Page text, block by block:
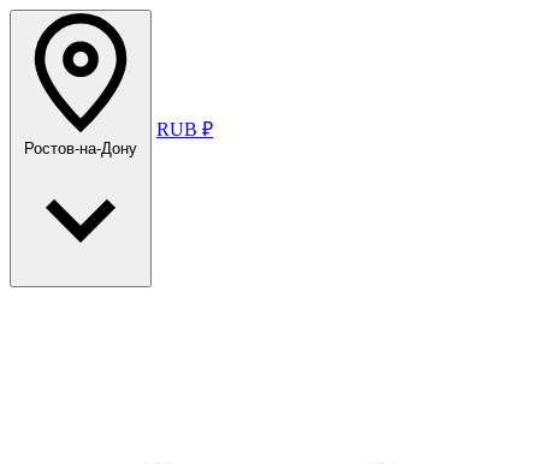
Ростов-на-Дону
RUB ₽